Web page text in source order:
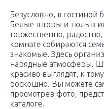
Безусловно, в гостиной
Белые шторы и тюль в
торжественно,
комнате собираются
знакомые. Здесь
нарядные атмосферы.
красиво выглядят, к
роскошно. Вы можете
просмотрев фото,
каталоге.